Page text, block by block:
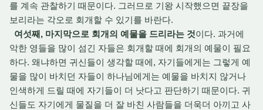
를 계속 관찰하기 때문이다. 그러므로 기왕 시작했으면 끝장을
보리라는 각오로 회개할 수 있기를 바란다.
여섯째, 마지막으로 회개의 예물을 드리라는 것이다. 과거에
악한 영들을 많이 섬긴 자들은 회개할 때에 회개의 예물이 필요
하다. 왜냐하면 귀신들이 생각할 때에, 자기들에게는 그렇게 예
물을 많이 바치던 자들이 하나님에게는 예물을 바치지 않거나
인색하게 드릴 때에 자기들이 더 낫다고 판단하기 때문이다. 귀
신들도 자기에게 물질을 더 잘 바친 사람들을 더욱더 아끼고 사